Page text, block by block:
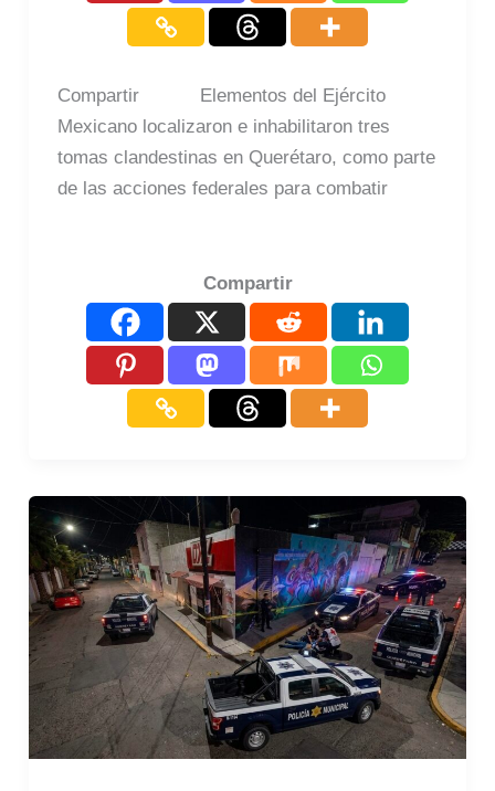
Compartir Elementos del Ejército
Mexicano localizaron e inhabilitaron tres
tomas clandestinas en Querétaro, como parte
de las acciones federales para combatir
Compartir